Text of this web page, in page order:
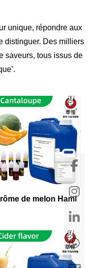
unique, répondre aux
distinguer. Des milliers
saveurs, tous issus de
de melon Hami